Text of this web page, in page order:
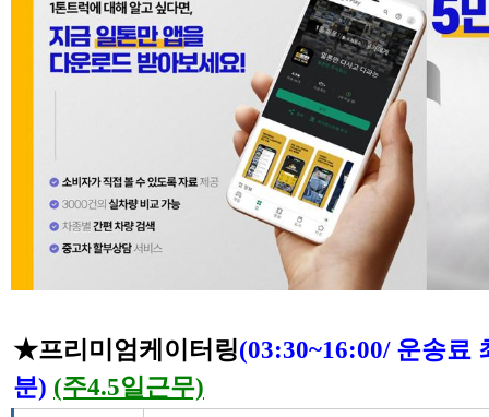
★프리미엄케이터링(03:30~16:00/ 운송료
분) (주4.5일근무)